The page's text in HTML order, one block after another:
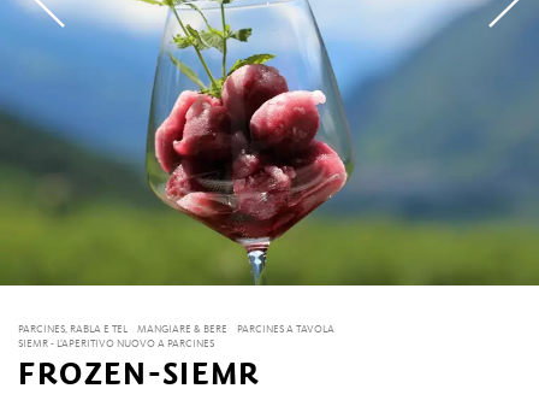
PARCINES, RABLA E TEL MANGIARE & BERE
PARCINES A TAVOLA
SIEMR - L’APERITIVO NUOVO A PARCINES
FROZEN-SIEMR